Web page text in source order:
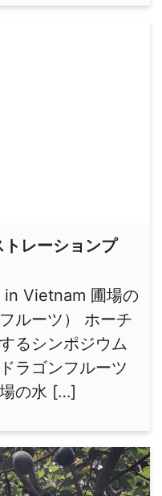
レーションプ
Vietnam 圃場の
ルーツ） ホーチ
るシンポジウム
ラゴンフルーツ
の水 […]